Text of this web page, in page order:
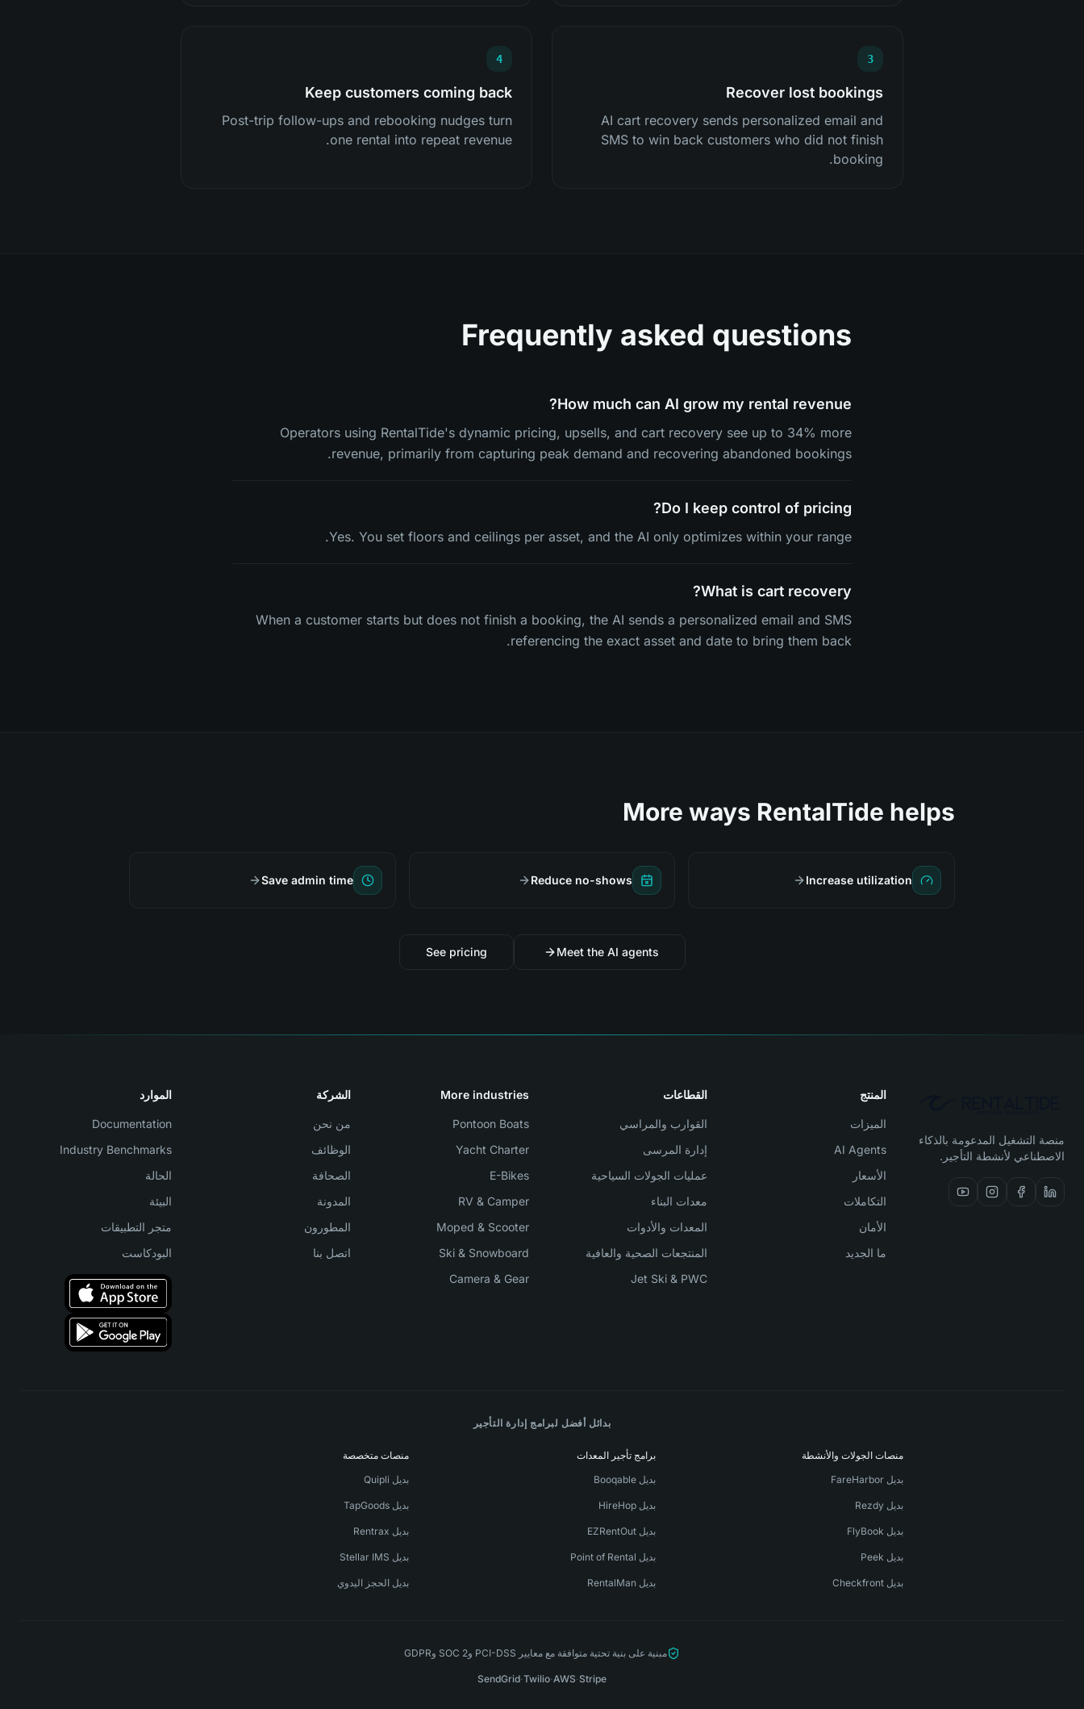
3
Recover lost bookings
AI cart recovery sends personalized email and
SMS to win back customers who did not finish
booking.
4
Keep customers coming back
Post-trip follow-ups and rebooking nudges turn
one rental into repeat revenue.
Frequently asked questions
How much can AI grow my rental revenue?
Operators using RentalTide's dynamic pricing, upsells, and cart recovery see up to 34% more
revenue, primarily from capturing peak demand and recovering abandoned bookings.
Do I keep control of pricing?
Yes. You set floors and ceilings per asset, and the AI only optimizes within your range.
What is cart recovery?
When a customer starts but does not finish a booking, the AI sends a personalized email and SMS
referencing the exact asset and date to bring them back.
More ways RentalTide helps
Increase utilization
Reduce no-shows
Save admin time
Meet the AI agents
See pricing
منصة التشغيل المدعومة بالذكاء
الاصطناعي لأنشطة التأجير.
المنتج
الميزات
AI Agents
الأسعار
التكاملات
الأمان
ما الجديد
القطاعات
القوارب والمراسي
إدارة المرسى
عمليات الجولات السياحية
معدات البناء
المعدات والأدوات
المنتجعات الصحية والعافية
Jet Ski & PWC
More industries
Pontoon Boats
Yacht Charter
E-Bikes
RV & Camper
Moped & Scooter
Ski & Snowboard
Camera & Gear
الشركة
من نحن
الوظائف
الصحافة
المدونة
المطورون
اتصل بنا
الموارد
Documentation
Industry Benchmarks
الحالة
البيئة
متجر التطبيقات
البودكاست
بدائل أفضل لبرامج إدارة التأجير
منصات الجولات والأنشطة
بديل FareHarbor
بديل Rezdy
بديل FlyBook
بديل Peek
بديل Checkfront
برامج تأجير المعدات
بديل Booqable
بديل HireHop
بديل EZRentOut
بديل Point of Rental
بديل RentalMan
منصات متخصصة
بديل Quipli
بديل TapGoods
بديل Rentrax
بديل Stellar IMS
بديل الحجز اليدوي
مبنية على بنية تحتية متوافقة مع معايير PCI-DSS وSOC 2 وGDPR
Stripe
·
AWS
·
Twilio
·
SendGrid